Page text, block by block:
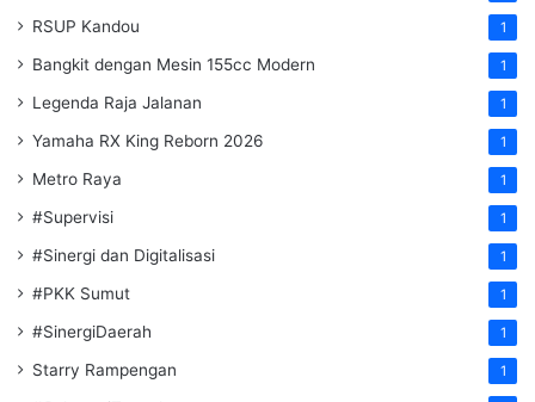
RSUP Kandou 1
Bangkit dengan Mesin 155cc Modern 1
Legenda Raja Jalanan 1
Yamaha RX King Reborn 2026 1
Metro Raya 1
#Supervisi 1
#Sinergi dan Digitalisasi 1
#PKK Sumut 1
#SinergiDaerah 1
Starry Rampengan 1